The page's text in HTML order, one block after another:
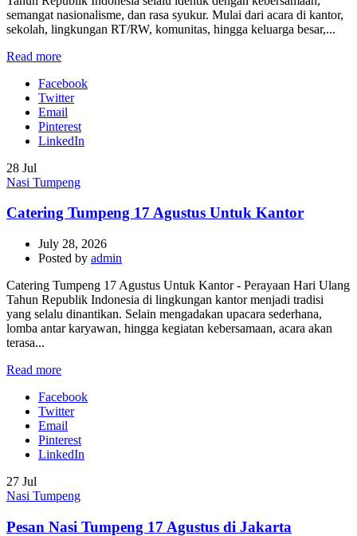
semangat nasionalisme, dan rasa syukur. Mulai dari acara di kantor,
sekolah, lingkungan RT/RW, komunitas, hingga keluarga besar,...
Read more
Facebook
Twitter
Email
Pinterest
LinkedIn
28 Jul
Nasi Tumpeng
Catering Tumpeng 17 Agustus Untuk Kantor
July 28, 2026
Posted by admin
Catering Tumpeng 17 Agustus Untuk Kantor - Perayaan Hari Ulang
Tahun Republik Indonesia di lingkungan kantor menjadi tradisi
yang selalu dinantikan. Selain mengadakan upacara sederhana,
lomba antar karyawan, hingga kegiatan kebersamaan, acara akan
terasa...
Read more
Facebook
Twitter
Email
Pinterest
LinkedIn
27 Jul
Nasi Tumpeng
Pesan Nasi Tumpeng 17 Agustus di Jakarta